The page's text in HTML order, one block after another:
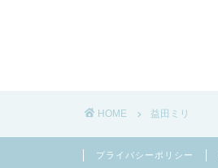
HOME 益田ミリ
プライバシーポリシー